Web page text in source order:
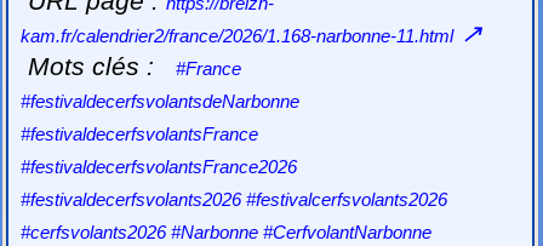
kam.fr/calendrier2/france/2026/1.168-narbonne-11.html↗
Mots clés :
#France
#festivaldecerfsvolantsdeNarbonne
#festivaldecerfsvolantsFrance
#festivaldecerfsvolantsFrance2026
#festivaldecerfsvolants2026 #festivalcerfsvolants2026
#cerfsvolants2026 #Narbonne #CerfvolantNarbonne